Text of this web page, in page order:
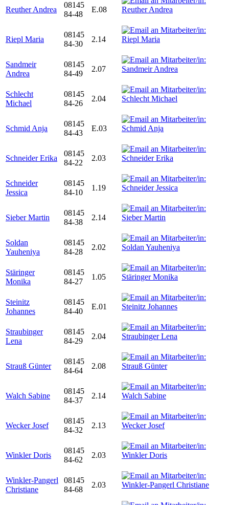
Reuther Andrea
08145
84-48
E.08
Riepl Maria
08145
84-30
2.14
Sandmeir
Andrea
08145
84-49
2.07
Schlecht
Michael
08145
84-26
2.04
Schmid Anja
08145
84-43
E.03
Schneider Erika
08145
84-22
2.03
Schneider
Jessica
08145
84-10
1.19
Sieber Martin
08145
84-38
2.14
Soldan
Yauheniya
08145
84-28
2.02
Stäringer
Monika
08145
84-27
1.05
Steinitz
Johannes
08145
84-40
E.01
Straubinger
Lena
08145
84-29
2.04
Strauß Günter
08145
84-64
2.08
Walch Sabine
08145
84-37
2.14
Wecker Josef
08145
84-32
2.13
Winkler Doris
08145
84-62
2.03
Winkler-Pangerl
Christiane
08145
84-68
2.03